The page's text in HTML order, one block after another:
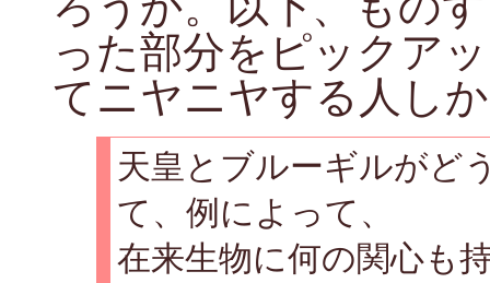
った部分をピックア
てニヤニヤする人し
天皇とブルーギルがど
て、例によって、
在来生物に何の関心も